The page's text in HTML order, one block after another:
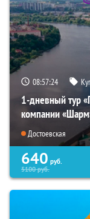
08:57:22
1-дневный тур
компании
Достоевская
640 руб.
5100руб.